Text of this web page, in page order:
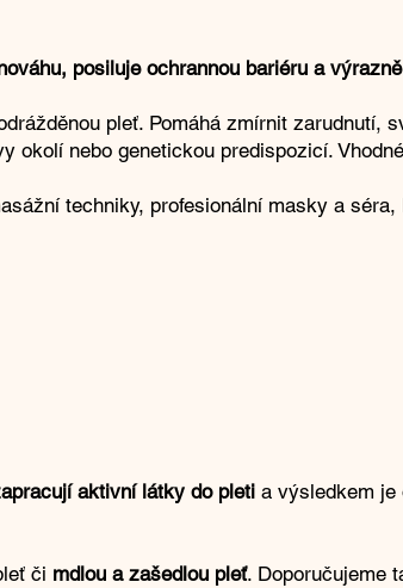
posiluje ochrannou bariéru a
pleť. Pomáhá zmírnit zarudnutí,
okolí nebo genetickou predispozicí.
techniky, profesionální masky a
aktivní látky do pleti a výsledkem je
či mdlou a zašedlou pleť. Doporučujeme